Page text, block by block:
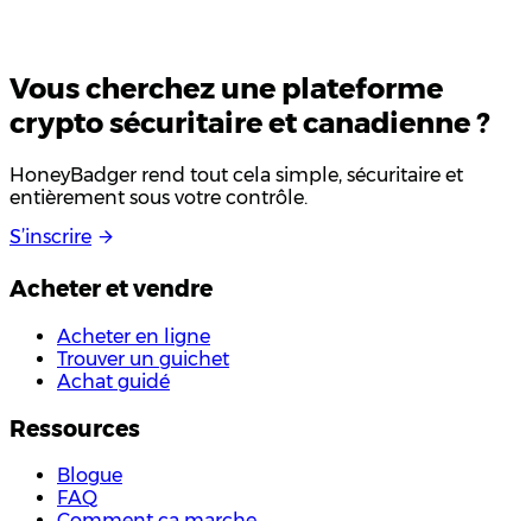
Vous cherchez une plateforme
cryptosécuritaireet canadienne ?
HoneyBadger rend tout cela simple, sécuritaire et
entièrement sous votre contrôle.
S’inscrire
Acheter et vendre
Acheter en ligne
Trouver un guichet
Achat guidé
Ressources
Blogue
FAQ